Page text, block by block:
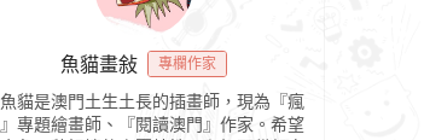
魚貓畫敍 專欄作家
貓是澳門土生土長的插畫師，現為『瘋
專題繪畫師、『閱讀澳門』作家。希望